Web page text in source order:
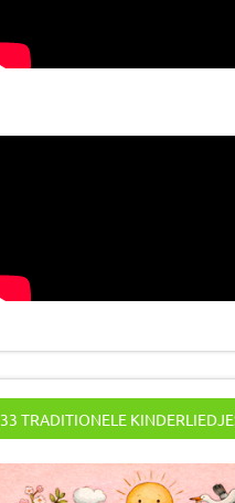
33 TRADITIONELE